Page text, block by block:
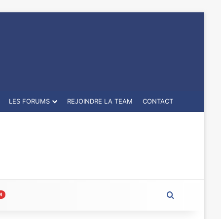
LES FORUMS REJOINDRE LA TEAM CONTACT